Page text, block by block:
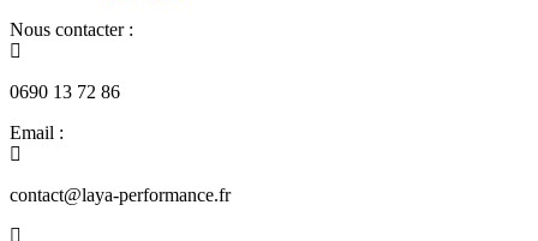
Nous contacter :
0690 13 72 86
Email :
contact@laya-performance.fr